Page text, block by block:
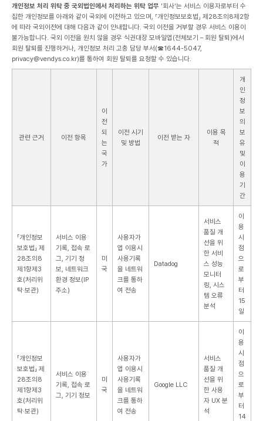
개인정보 처리 위탁 중 국외법인에서 처리하는 위탁 업무 '회사'는 서비스 이용자로부터 수
집한 개인정보를 아래와 같이 국외에 이전하고 있으며, ⸢개인정보보호법⸥ 제28조의8제2항
에 따라 국외이전에 대해 다음과 같이 안내합니다. 국외 이전을 거부할 경우 서비스 이용이
불가능합니다. 국외 이전을 원치 않을 경우 식권대장 모바일앱(전체보기 – 회원 탈퇴)에서
회원 탈퇴를 진행하거나, 개인정보 처리 고충 담당 부서(☎1644-5047,
privacy@vendys.co.kr)를 통하여 회원 탈퇴를 요청할 수 있습니다.
관련 근거 이전 항목
이
전
되
는
국
가
이전 시기
및 방법
이전 받는 자
이용 목
적
개
인
정
보
의
보
유
및
이
용
기
간
「개인정보
보호법」 제
28조의8
제1항제3
호(처리위
탁·보관)
서비스 이용
기록, 접속 로
그, 기기 정
보, 네트워크
환경 정보(IP
주소)
미
국
사용자가
앱 이용시
사용기록
을 네트워
크를 통하
여 전송
Datadog
서비스
품질 개
선을 위
한 서비
스 성능
모니터
링, 시스
템 오류
분석
이
용
시
점
으
로
부
터
15
일
「개인정보
보호법」 제
28조의8
제1항제3
호(처리위
탁·보관)
서비스 이용
기록, 접속 로
그, 기기 정보
미
국
사용자가
앱 이용시
사용기록
을 네트워
크를 통하
여 전송
Google LLC
서비스
품질 개
선을 위
한 사용
자 UX 분
석
이
용
시
점
으
로
부
터
14